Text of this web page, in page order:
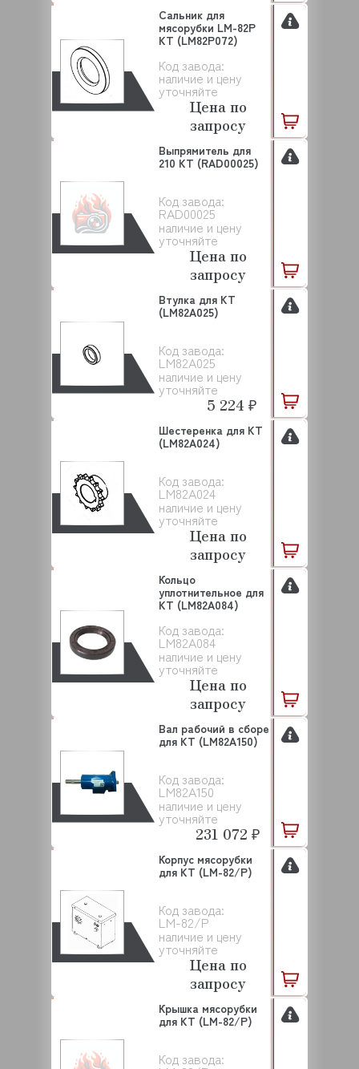
Код завода:
наличие и цену
уточняйте
Сальник для
мясорубки LM-82P
KT (LM82P072)
Цена по
запросу
Код завода:
RAD00025
наличие и цену
уточняйте
Выпрямитель для
210 KT (RAD00025)
Цена по
запросу
Код завода:
LM82A025
наличие и цену
уточняйте
Втулка для KT
(LM82A025)
5 224 ₽
Код завода:
LM82A024
наличие и цену
уточняйте
Шестеренка для KT
(LM82A024)
Цена по
запросу
Код завода:
LM82A084
наличие и цену
уточняйте
Кольцо
уплотнительное для
KT (LM82A084)
Цена по
запросу
Код завода:
LM82A150
наличие и цену
уточняйте
Вал рабочий в сборе
для KT (LM82A150)
231 072 ₽
Код завода:
LM-82/P
наличие и цену
уточняйте
Корпус мясорубки
для KT (LM-82/P)
Цена по
запросу
Код завода:
Крышка мясорубки
для KT (LM-82/P)